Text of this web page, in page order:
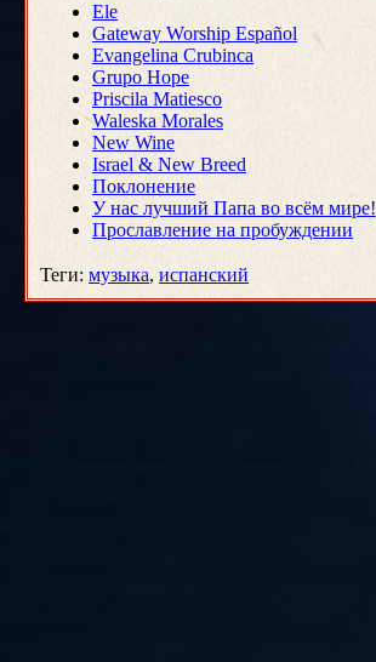
Ele
Gateway Worship Español
Evangelina Crubinca
Grupo Hope
Priscila Matiesco
Waleska Morales
New Wine
Israel & New Breed
Поклонение
У нас лучший Папа во всём мире!
Прославление на пробуждении
Теги: музыка, испанский